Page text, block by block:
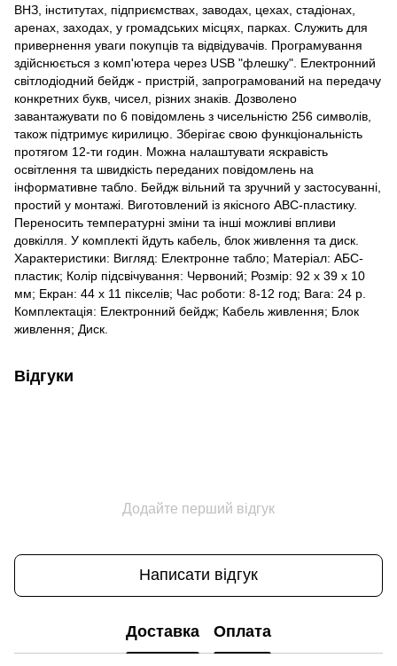
ВНЗ, інститутах, підприємствах, заводах, цехах, стадіонах,
аренах, заходах, у громадських місцях, парках. Служить для
привернення уваги покупців та відвідувачів. Програмування
здійснюється з комп'ютера через USB "флешку". Електронний
світлодіодний бейдж - пристрій, запрограмований на передачу
конкретних букв, чисел, різних знаків. Дозволено
завантажувати по 6 повідомлень з чисельністю 256 символів,
також підтримує кирилицю. Зберігає свою функціональність
протягом 12-ти годин. Можна налаштувати яскравість
освітлення та швидкість переданих повідомлень на
інформативне табло. Бейдж вільний та зручний у застосуванні,
простий у монтажі. Виготовлений із якісного АВС-пластику.
Переносить температурні зміни та інші можливі впливи
довкілля. У комплекті йдуть кабель, блок живлення та диск.
Характеристики: Вигляд: Електронне табло; Матеріал: АБС-
пластик; Колір підсвічування: Червоний; Розмір: 92 х 39 х 10
мм; Екран: 44 х 11 пікселів; Час роботи: 8-12 год; Вага: 24 р.
Комплектація: Електронний бейдж; Кабель живлення; Блок
живлення; Диск.
Відгуки
Додайте перший відгук
Написати відгук
Доставка Оплата